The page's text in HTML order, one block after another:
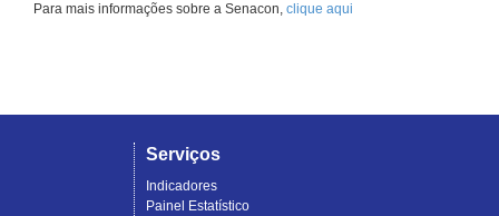
Para mais informações sobre a Senacon, clique aqui
Serviços
Indicadores
Painel Estatístico